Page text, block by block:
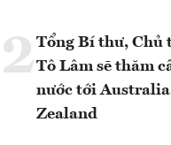
2Tổng Bí thư, Chủ
Tô Lâm sẽ thăm
nước tới Australia
Zealand